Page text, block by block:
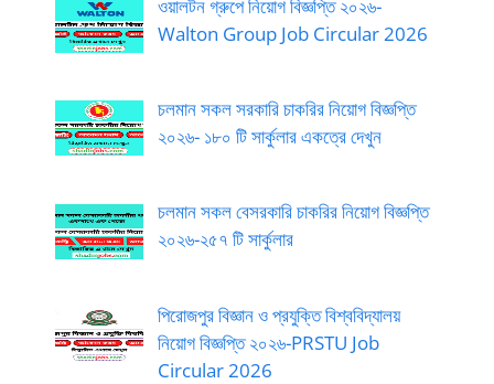
ওয়ালটন গ্রুপে নিয়োগ বিজ্ঞপ্তি ২০২৬-
Walton Group Job Circular 2026
চলমান সকল সরকারি চাকরির নিয়োগ বিজ্ঞপ্তি
২০২৬- ১৮০ টি সার্কুলার একত্রে দেখুন
চলমান সকল বেসরকারি চাকরির নিয়োগ বিজ্ঞপ্তি
২০২৬-২৫৭ টি সার্কুলার
পিরোজপুর বিজ্ঞান ও প্রযুক্তি বিশ্ববিদ্যালয়
নিয়োগ বিজ্ঞপ্তি ২০২৬-PRSTU Job
Circular 2026